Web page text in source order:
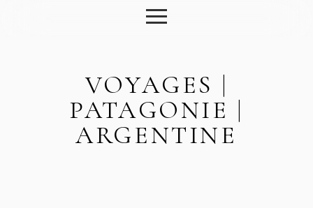
VOYAGES |
PATAGONIE |
ARGENTINE